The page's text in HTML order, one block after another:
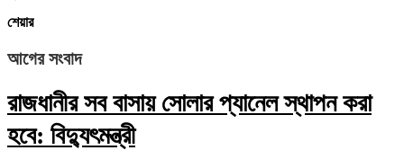
শেয়ার
আগের সংবাদ
রাজধানীর সব বাসায় সোলার প্যানেল স্থাপন করা
হবে: বিদ্যুৎমন্ত্রী